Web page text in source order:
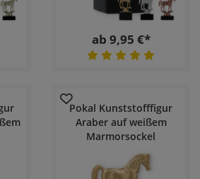
ab 9,95 €*
Pokal Kunststofffigur
Araber auf weißem
Marmorsockel